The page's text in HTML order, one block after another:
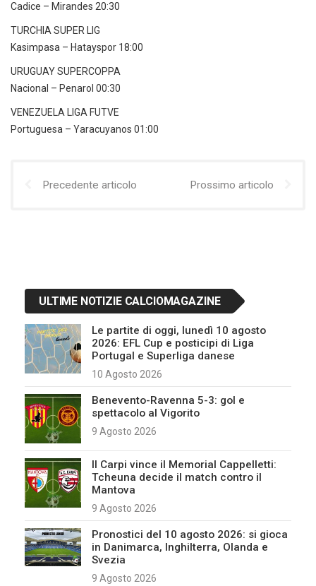
Cadice – Mirandes 20:30
TURCHIA SUPER LIG
Kasimpasa – Hatayspor 18:00
URUGUAY SUPERCOPPA
Nacional – Penarol 00:30
VENEZUELA LIGA FUTVE
Portuguesa – Yaracuyanos 01:00
Precedente articolo Prossimo articolo
ULTIME NOTIZIE CALCIOMAGAZINE
Le partite di oggi, lunedì 10 agosto
2026: EFL Cup e posticipi di Liga
Portugal e Superliga danese
10 Agosto 2026
Benevento-Ravenna 5-3: gol e
spettacolo al Vigorito
9 Agosto 2026
Il Carpi vince il Memorial Cappelletti:
Tcheuna decide il match contro il
Mantova
9 Agosto 2026
Pronostici del 10 agosto 2026: si gioca
in Danimarca, Inghilterra, Olanda e
Svezia
9 Agosto 2026